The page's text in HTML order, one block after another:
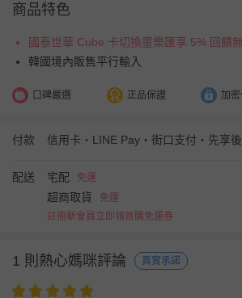
商品特色
國泰世華 Cube 卡切換童樂匯享 5% 回饋
韓國境內販售平行輸入
口碑嚴選 正品保證 加
付款
配送 宅配 免運
超商取貨
免運
註冊新會員立即領首購免運券
1 則熱心媽咪評論 真實承諾